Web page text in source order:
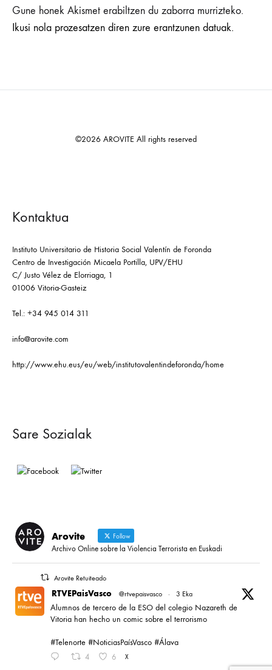
Gune honek Akismet erabiltzen du zaborra murrizteko.
Ikusi nola prozesatzen diren zure erantzunen datuak.
©2026 AROVITE All rights reserved
Kontaktua
Instituto Universitario de Historia Social Valentín de Foronda
Centro de Investigación Micaela Portilla, UPV/EHU
C/ Justo Vélez de Elorriaga, 1
01006 Vitoria-Gasteiz
Tel.: +34 945 014 311
info@arovite.com
http://www.ehu.eus/eu/web/institutovalentindeforonda/home
Sare Sozialak
Arovite Follow
Archivo Online sobre la Violencia Terrorista en Euskadi
Arovite Retuiteado
RTVEPaisVasco @rtvepaisvasco · 3 Eka
Alumnos de tercero de la ESO del colegio Nazareth de
Vitoria han hecho un comic sobre el terrorismo
#Telenorte #NoticiasPaísVasco #Álava
4 6 X